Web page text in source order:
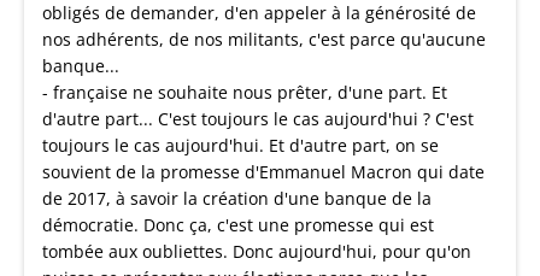
obligés de demander, d'en appeler à la générosité de
nos adhérents, de nos militants, c'est parce qu'aucune
banque...
- française ne souhaite nous prêter, d'une part. Et
d'autre part... C'est toujours le cas aujourd'hui ? C'est
toujours le cas aujourd'hui. Et d'autre part, on se
souvient de la promesse d'Emmanuel Macron qui date
de 2017, à savoir la création d'une banque de la
démocratie. Donc ça, c'est une promesse qui est
tombée aux oubliettes. Donc aujourd'hui, pour qu'on